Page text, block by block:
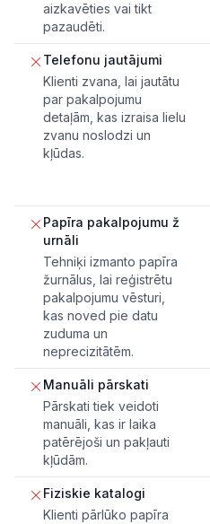
aizkavēties vai tikt
pazaudēti.
Telefonu jautājumi
Klienti zvana, lai jautātu
par pakalpojumu
detaļām, kas izraisa lielu
zvanu noslodzi un
kļūdas.
Papīra pakalpojumu ž
urnāli
Tehniķi izmanto papīra
žurnālus, lai reģistrētu
pakalpojumu vēsturi,
kas noved pie datu
zuduma un
neprecizitātēm.
Manuāli pārskati
Pārskati tiek veidoti
manuāli, kas ir laika
patērējoši un pakļauti
kļūdām.
Fiziskie katalogi
Klienti pārlūko papīra